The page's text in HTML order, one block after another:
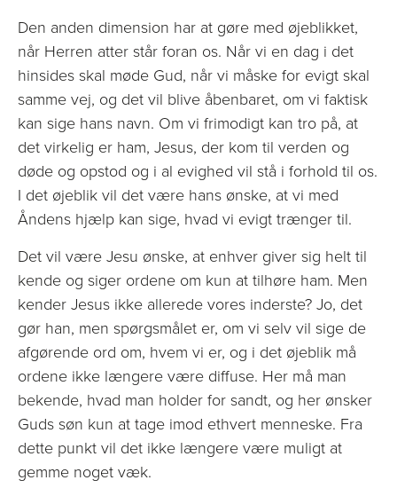
Den anden dimension har at gøre med øjeblikket,
når Herren atter står foran os. Når vi en dag i det
hinsides skal møde Gud, når vi måske for evigt skal
samme vej, og det vil blive åbenbaret, om vi faktisk
kan sige hans navn. Om vi frimodigt kan tro på, at
det virkelig er ham, Jesus, der kom til verden og
døde og opstod og i al evighed vil stå i forhold til os.
I det øjeblik vil det være hans ønske, at vi med
Åndens hjælp kan sige, hvad vi evigt trænger til.
Det vil være Jesu ønske, at enhver giver sig helt til
kende og siger ordene om kun at tilhøre ham. Men
kender Jesus ikke allerede vores inderste? Jo, det
gør han, men spørgsmålet er, om vi selv vil sige de
afgørende ord om, hvem vi er, og i det øjeblik må
ordene ikke længere være diffuse. Her må man
bekende, hvad man holder for sandt, og her ønsker
Guds søn kun at tage imod ethvert menneske. Fra
dette punkt vil det ikke længere være muligt at
gemme noget væk.